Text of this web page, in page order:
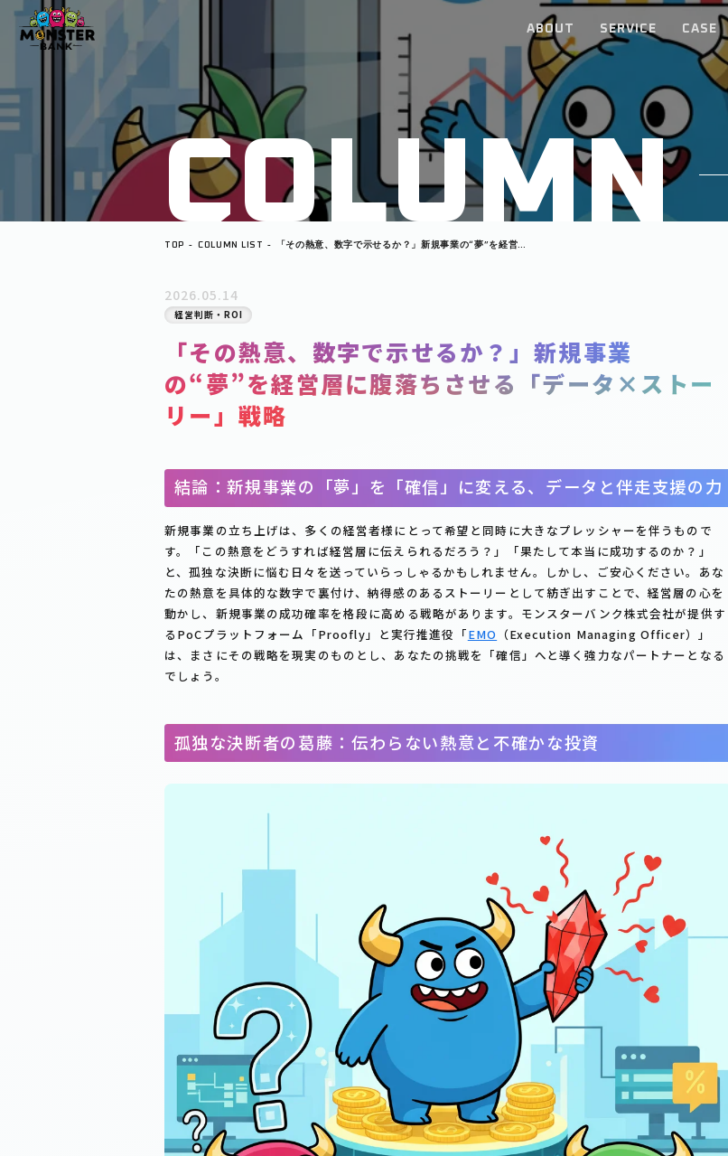
ABOUT SERVICE CASE
COLUMN
TOP COLUMN LIST
「その熱意、数字で示せるか？」新規事業の“夢”を経営層
2026.05.14
経営判断・ROI
「その熱意、数字で示せるか？」新規事業
の“夢”を経営層に腹落ちさせる「データ×ストー
リー」戦略
結論：新規事業の「夢」を「確信」に変える、データと伴走支援の力
新規事業の立ち上げは、多くの経営者様にとって希望と同時に大きなプレッシャーを伴うもので
す。「この熱意をどうすれば経営層に伝えられるだろう？」「果たして本当に成功するのか？」
と、孤独な決断に悩む日々を送っていらっしゃるかもしれません。しかし、ご安心ください。あな
たの熱意を具体的な数字で裏付け、納得感のあるストーリーとして紡ぎ出すことで、経営層の心を
動かし、新規事業の成功確率を格段に高める戦略があります。モンスターバンク株式会社が提供す
るPoCプラットフォーム「Proofly」と実行推進役「EMO （Execution Managing Officer）」
は、まさにその戦略を現実のものとし、あなたの挑戦を「確信」へと導く強力なパートナーとなる
でしょう。
孤独な決断者の葛藤：伝わらない熱意と不確かな投資